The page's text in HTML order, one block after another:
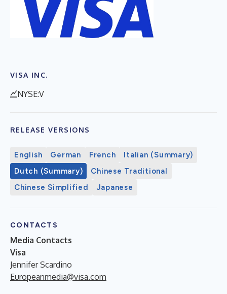
VISA INC.
NYSE:V
RELEASE VERSIONS
English German French
Italian (Summary)
Dutch (Summary)
Chinese Traditional
Chinese Simplified
Japanese
CONTACTS
Media Contacts
Visa
Jennifer Scardino
Europeanmedia@visa.com